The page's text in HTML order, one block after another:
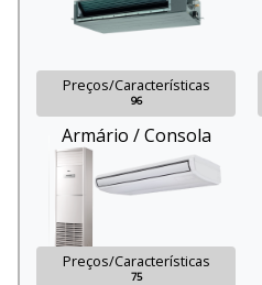
Preços/Características
96
Armário / Consola
Preços/Características
75